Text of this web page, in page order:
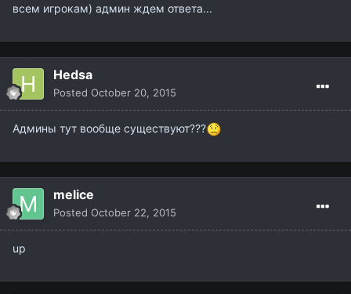
всем игрокам) админ ждем ответа...
Hedsa
Posted October 20, 2015
Админы тут вообще существуют???
melice
Posted October 22, 2015
up